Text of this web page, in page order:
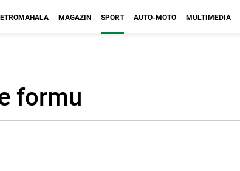
MAGAZIN SPORT AUTO-MOTO MULTIMEDIA
formu